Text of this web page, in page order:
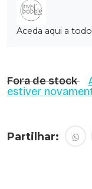
Aceda aqui a
Fora de stock
estiver
Partilhar: